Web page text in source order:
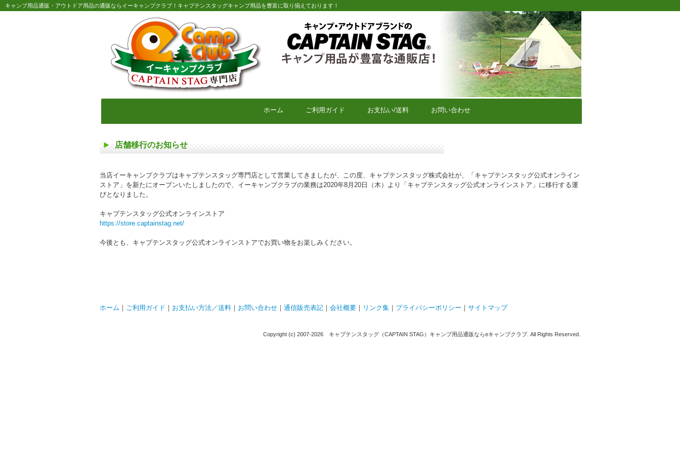
キャンプ用品通販・アウトドア用品の通販ならイーキャンプクラブ！キャプテンスタッグキャンプ用品を豊富に取り揃えております！
キャプテンスタッグキャンプ用品通販店【eキャンプクラブ】
ホーム ご利用ガイド お支払い/送料 お問い合わせ
店舗移行のお知らせ
当店イーキャンプクラブはキャプテンスタッグ専門店として営業してきましたが、この度、キャプテンスタッグ株式会社が、「キャプテンスタッグ公式オンライン
ストア」を新たにオープンいたしましたので、イーキャンプクラブの業務は2020年8月20日（木）より「キャプテンスタッグ公式オンラインストア」に移行する運
びとなりました。
キャプテンスタッグ公式オンラインストア
https://store.captainstag.net/
今後とも、キャプテンスタッグ公式オンラインストアでお買い物をお楽しみください。
ホーム ｜ ご利用ガイド ｜ お支払い方法／送料 ｜ お問い合わせ ｜ 通信販売表記 ｜ 会社概要 ｜ リンク集 ｜ プライバシーポリシー ｜ サイトマップ
Copyright (c) 2007-2026 キャプテンスタッグ（CAPTAIN STAG）キャンプ用品通販ならeキャンプクラブ. All Rights Reserved.